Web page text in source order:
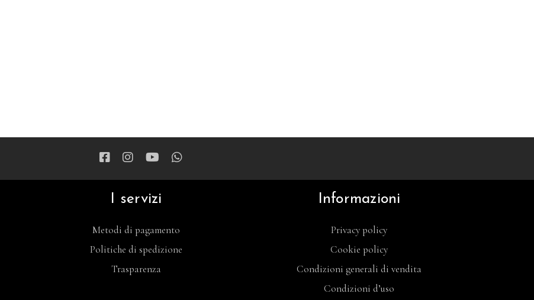
I servizi
Metodi di pagamento
Politiche di spedizione
Trasparenza
Informazioni
Privacy policy
Cookie policy
Condizioni generali di vendita
Condizioni d’uso